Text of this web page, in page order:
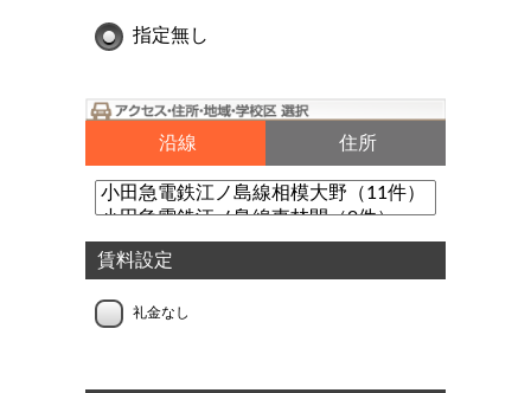
指定無し
沿線 住所
賃料設定
礼金なし